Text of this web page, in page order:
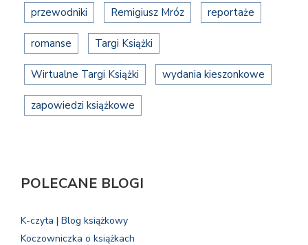
przewodniki Remigiusz Mróz reportaże
romanse Targi Książki
Wirtualne Targi Książki wydania kieszonkowe
zapowiedzi książkowe
POLECANE BLOGI
K-czyta | Blog książkowy
Koczowniczka o książkach